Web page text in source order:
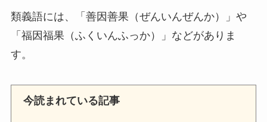
類義語には、「善因善果（ぜんいんぜんか）」や
「福因福果（ふくいんふっか）」などがありま
す。
今読まれている記事